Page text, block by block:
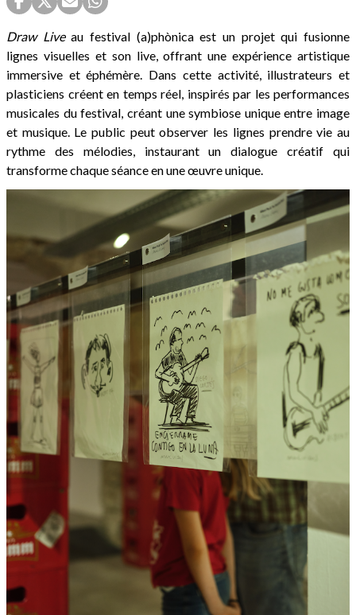
Draw Liveau festival (a)phònica est un projet qui fusionne
lignes visuelles et son live, offrant une expérience artistique
immersive et éphémère. Dans cette activité, illustrateurs et
plasticiens créent en temps réel, inspirés par les performances
musicales du festival, créant une symbiose unique entre image
et musique. Le public peut observer les lignes prendre vie au
rythme des mélodies, instaurant un dialogue créatif qui
transforme chaque séance en une œuvre unique.